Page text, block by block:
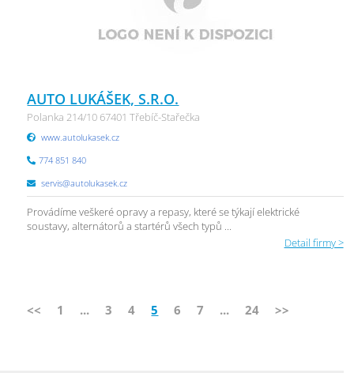
AUTO LUKÁŠEK, S.R.O.
Polanka 214/10 67401 Třebíč-Stařečka
www.autolukasek.cz
774 851 840
servis@autolukasek.cz
Provádíme veškeré opravy a repasy, které se týkají elektrické
soustavy, alternátorů a startérů všech typů ...
Detail firmy >
<< 1 ... 3 4 5 6 7 ... 24 >>